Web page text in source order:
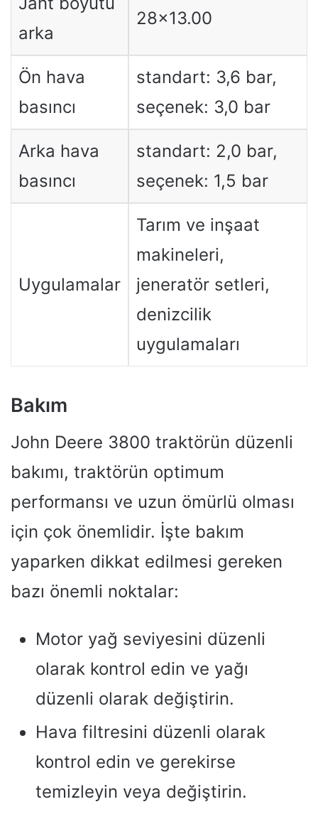
arka
28×13.00
Ön hava
basıncı
standart: 3,6 bar,
seçenek: 3,0 bar
Arka hava
basıncı
standart: 2,0 bar,
seçenek: 1,5 bar
Uygulamalar
Tarım ve inşaat
makineleri,
jeneratör setleri,
denizcilik
uygulamaları
Bakım
John Deere 3800 traktörün düzenli
bakımı, traktörün optimum
performansı ve uzun ömürlü olması
için çok önemlidir. İşte bakım
yaparken dikkat edilmesi gereken
bazı önemli noktalar:
Motor yağ seviyesini düzenli
olarak kontrol edin ve yağı
düzenli olarak değiştirin.
Hava filtresini düzenli olarak
kontrol edin ve gerekirse
temizleyin veya değiştirin.